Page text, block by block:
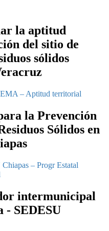
la aptitud
del sitio de
sólidos
– Aptitud territorial
la Prevención
Sólidos en
– Progr Estatal
intermunicipal
- SEDESU